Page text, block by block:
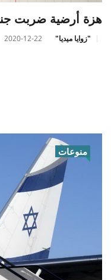
هزة أرضية ضربت
"زوايا ميديا" 2020-12-22
منوعات